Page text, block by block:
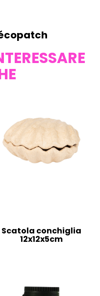
Scatola conchiglia
12x12x5cm